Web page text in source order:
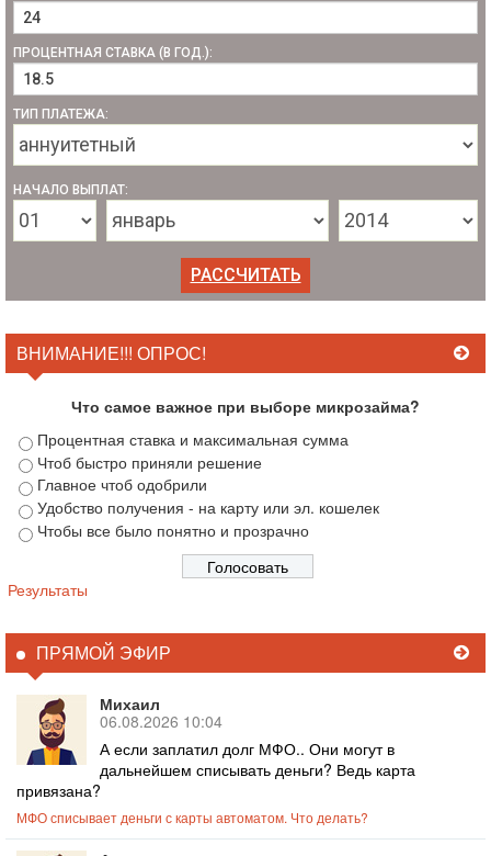
ПРОЦЕНТНАЯ СТАВКА (В ГОД.):
ТИП ПЛАТЕЖА:
НАЧАЛО ВЫПЛАТ:
ВНИМАНИЕ!!! ОПРОС!
Что самое важное при выборе микрозайма?
Процентная ставка и максимальная сумма
Чтоб быстро приняли решение
Главное чтоб одобрили
Удобство получения - на карту или эл. кошелек
Чтобы все было понятно и прозрачно
Результаты
ПРЯМОЙ ЭФИР
Михаил
06.08.2026 10:04
А если заплатил долг МФО.. Они могут в
дальнейшем списывать деньги? Ведь карта
привязана?
МФО списывает деньги с карты автоматом. Что делать?